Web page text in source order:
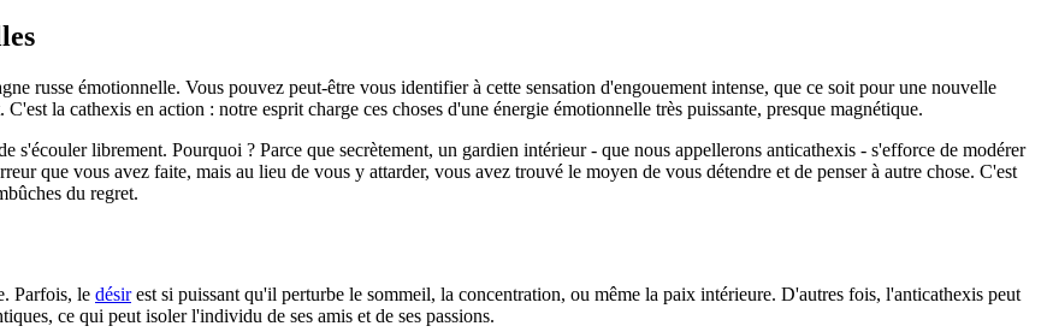
russe émotionnelle. Vous pouvez peut-être vous identifier à cette sensation d'engouement intense, que ce soit pour une nouvelle
la cathexis en action : notre esprit charge ces choses d'une énergie émotionnelle très puissante, presque magnétique.
s'écouler librement. Pourquoi ? Parce que secrètement, un gardien intérieur - que nous appellerons anticathexis - s'efforce de modérer
que vous avez faite, mais au lieu de vous y attarder, vous avez trouvé le moyen de vous détendre et de penser à autre chose. C'est
du regret.
Parfois, le désirest si puissant qu'il perturbe le sommeil, la concentration, ou même la paix intérieure. D'autres fois, l'anticathexis peut
ce qui peut isoler l'individu de ses amis et de ses passions.